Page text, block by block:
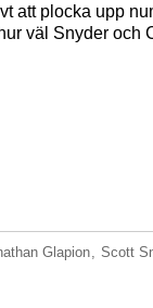
att plocka upp
väl Snyder och
Glapion, Scott